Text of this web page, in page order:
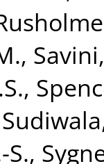
,
,
,